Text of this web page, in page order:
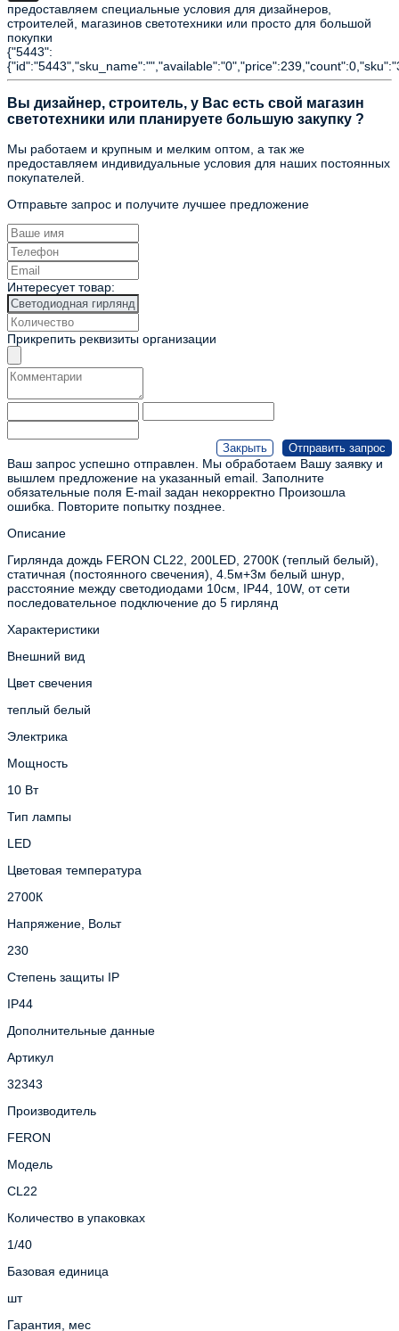
предоставляем специальные условия для дизайнеров,
строителей, магазинов светотехники или просто для большой
покупки
{"5443":
Вы дизайнер, строитель, у Вас есть свой магазин
светотехники или планируете большую закупку ?
Мы работаем и крупным и мелким оптом, а так же
предоставляем индивидуальные условия для наших постоянных
покупателей.
Отправьте запрос и получите лучшее предложение
Интересует товар:
Прикрепить реквизиты организации
Ваш запрос успешно отправлен. Мы обработаем Вашу заявку и
вышлем предложение на указанный email. Заполните
обязательные поля E-mail задан некорректно Произошла
ошибка. Повторите попытку позднее.
Описание
Гирлянда дождь FERON CL22, 200LED, 2700К (теплый белый),
статичная (постоянного свечения), 4.5м+3м белый шнур,
расстояние между светодиодами 10см, IP44, 10W, от сети
последовательное подключение до 5 гирлянд
Характеристики
Внешний вид
Цвет свечения
теплый белый
Электрика
Мощность
10 Вт
Тип лампы
LED
Цветовая температура
2700К
Напряжение, Вольт
230
Степень защиты IP
IP44
Дополнительные данные
Артикул
32343
Производитель
FERON
Модель
CL22
Количество в упаковках
1/40
Базовая единица
шт
Гарантия, мес